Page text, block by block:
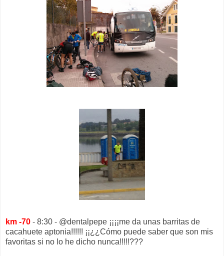
km -70 - 8:30 - @dentalpepe ¡¡¡¡me da unas barritas de
cacahuete aptonia!!!!!! ¡¡¿¿Cómo puede saber que son mis
favoritas si no lo he dicho nunca!!!!!???